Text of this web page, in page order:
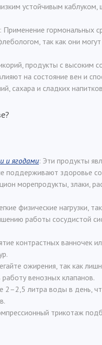
устойчивым
: Применение гормональных
так как они
продукты с высоким
на состояние вен и
сахара и сладких
и ягодами: Эти продукты
поддерживают здоровье
морепродукты, злаки,
физические нагрузки,
работы сосудистой
контрастных ванночек
ожирения, так как
венозных клапанов.
2–2,5 литра воды в день,
трикотаж